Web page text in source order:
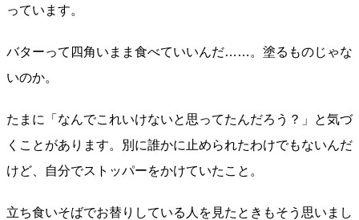
っています。
バターって四角いまま食べていいんだ……。塗るものじゃな
いのか。
たまに「なんでこれいけないと思ってたんだろう？」と気づ
くことがあります。別に誰かに止められたわけでもないんだ
けど、自分でストッパーをかけていたこと。
立ち食いそばでお替りしている人を見たときもそう思いまし